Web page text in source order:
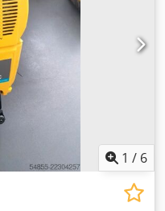
1 / 6